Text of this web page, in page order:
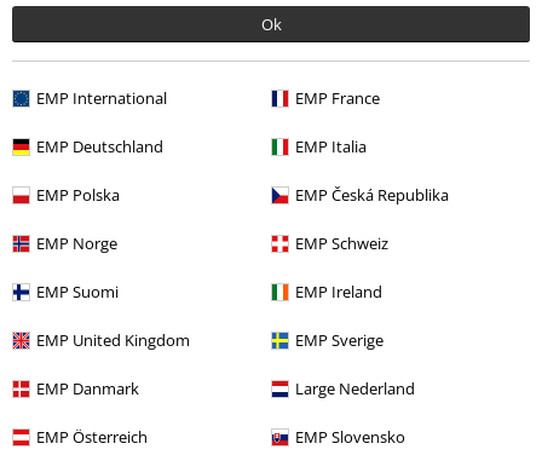
Ok
EMP International EMP France
EMP Deutschland EMP Italia
EMP Polska EMP Česká Republika
EMP Norge EMP Schweiz
EMP Suomi EMP Ireland
EMP United Kingdom EMP Sverige
EMP Danmark Large Nederland
EMP Österreich EMP Slovensko
dækker min rumpe og stopper ca halvt på låret.
Længde
Kommentar